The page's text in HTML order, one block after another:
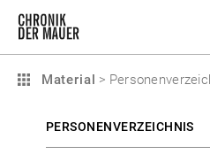
Material >
PERSONENVERZEICHNIS